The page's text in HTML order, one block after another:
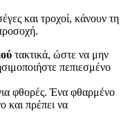
και τροχοί, κάνουν τη
τακτικά, ώστε να μην
πεπιεσμένο
φθορές. Ένα φθαρμένο
και πρέπει να